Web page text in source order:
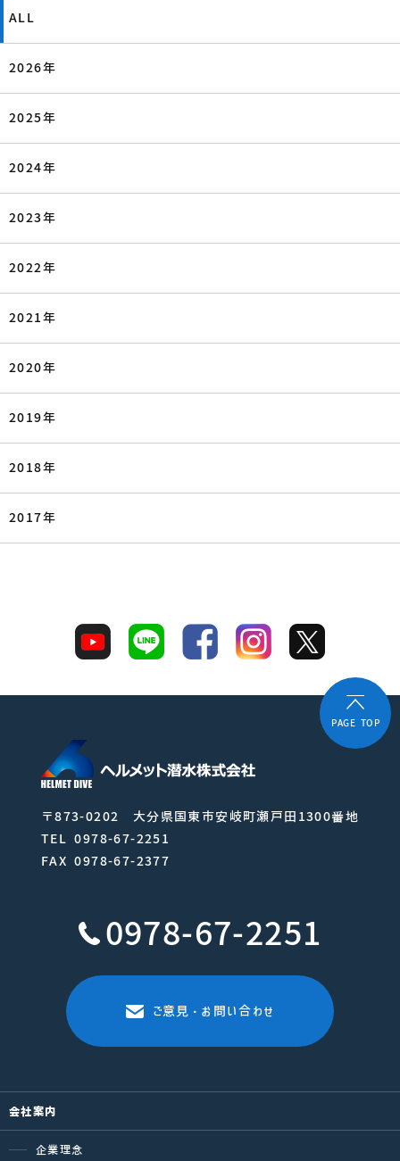
ALL
2026年
2025年
2024年
2023年
2022年
2021年
2020年
2019年
2018年
2017年
〒873-0202 大分県国東市安岐町瀬戸田1300番地
TEL 0978-67-2251
FAX 0978-67-2377
0978-67-2251
ご意見・お問い合わせ
会社案内
企業理念
PAGE TOP